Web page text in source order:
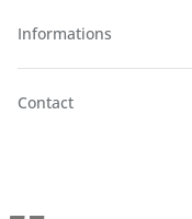
Informations
Contact